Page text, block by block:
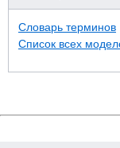
Словарь терминов
Список всех